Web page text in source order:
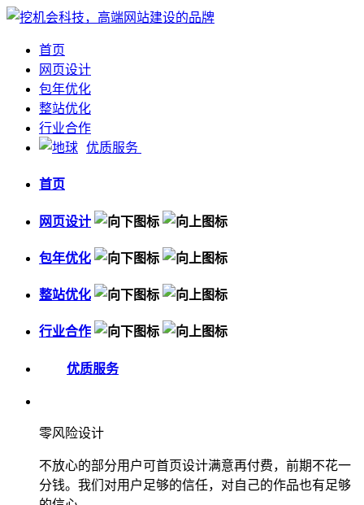
首页
网页设计
包年优化
整站优化
行业合作
优质服务
首页
网页设计
包年优化
整站优化
行业合作
优质服务
零风险设计
不放心的部分用户可首页设计满意再付费，前期不花一
分钱。我们对用户足够的信任，对自己的作品也有足够